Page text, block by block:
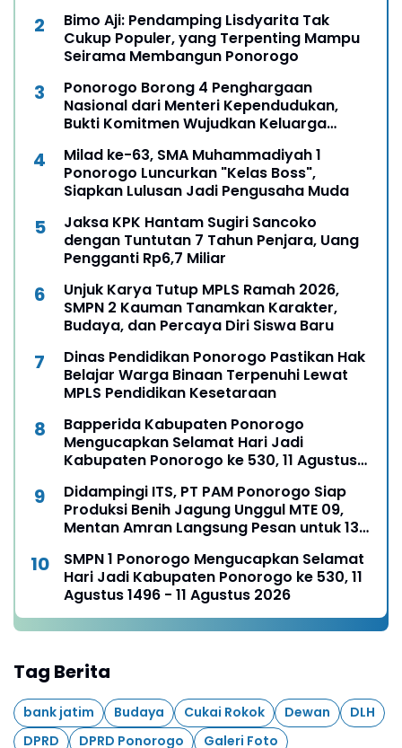
Bimo Aji: Pendamping Lisdyarita Tak
Cukup Populer, yang Terpenting Mampu
Seirama Membangun Ponorogo
Ponorogo Borong 4 Penghargaan
Nasional dari Menteri Kependudukan,
Bukti Komitmen Wujudkan Keluarga
Milad ke-63, SMA Muhammadiyah 1
Ponorogo Luncurkan "Kelas Boss",
Siapkan Lulusan Jadi Pengusaha Muda
Jaksa KPK Hantam Sugiri Sancoko
dengan Tuntutan 7 Tahun Penjara, Uang
Pengganti Rp6,7 Miliar
Unjuk Karya Tutup MPLS Ramah 2026,
SMPN 2 Kauman Tanamkan Karakter,
Budaya, dan Percaya Diri Siswa Baru
Dinas Pendidikan Ponorogo Pastikan Hak
Belajar Warga Binaan Terpenuhi Lewat
MPLS Pendidikan Kesetaraan
Bapperida Kabupaten Ponorogo
Mengucapkan Selamat Hari Jadi
Kabupaten Ponorogo ke 530, 11 Agustus
Didampingi ITS, PT PAM Ponorogo Siap
Produksi Benih Jagung Unggul MTE 09,
Mentan Amran Langsung Pesan untuk 13
SMPN 1 Ponorogo Mengucapkan Selamat
Hari Jadi Kabupaten Ponorogo ke 530, 11
Agustus 1496 - 11 Agustus 2026
Tag Berita
bank jatim Budaya Cukai Rokok Dewan
DLH
DPRD
DPRD Ponorogo
Galeri Foto